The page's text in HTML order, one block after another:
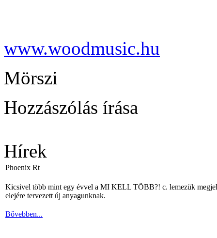
www.woodmusic.hu
Mörszi
Hozzászólás írása
Hírek
Phoenix Rt
Kicsivel több mint egy évvel a MI KELL TÖBB?! c. lemezük
elejére tervezett új anyagunknak.
Bővebben...